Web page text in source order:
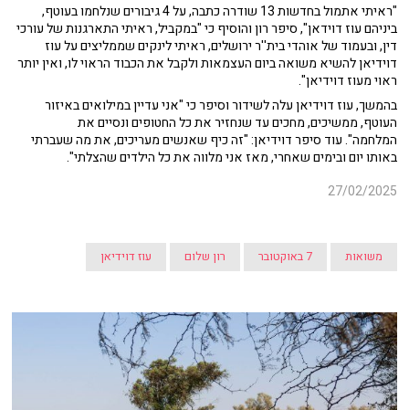
"ראיתי אתמול בחדשות 13 שודרה כתבה, על 4 גיבורים שנלחמו בעוטף,
ביניהם עוז דוידאן", סיפר רון והוסיף כי "במקביל, ראיתי התארגנות של עורכי
דין, ובעמוד של אוהדי בית''ר ירושלים, ראיתי לינקים שממליצים על עוז
דוידיאן להשיא משואה ביום העצמאות ולקבל את הכבוד הראוי לו, ואין יותר
ראוי מעוז דוידיאן".
בהמשך, עוז דוידיאן עלה לשידור וסיפר כי "אני עדיין במילואים באיזור
העוטף, ממשיכים, מחכים עד שנחזיר את כל החטופים ונסיים את
המלחמה". עוד סיפר דוידיאן: "זה כיף שאנשים מעריכים, את מה שעברתי
באותו יום ובימים שאחרי, מאז אני מלווה את כל הילדים שהצלתי".
27/02/2025
משואות 7 באוקטובר רון שלום עוז דוידיאן